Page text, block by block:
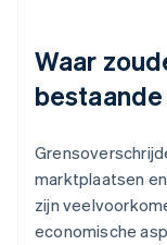
Waar
marktplaatsen
zijn
economische